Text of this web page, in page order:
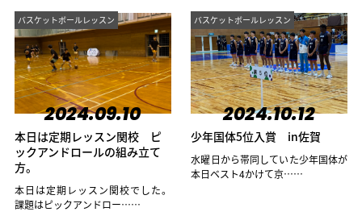
バスケットボールレッスン
2024.09.10
本日は定期レッスン関校 ピ
ックアンドロールの組み立て
方。
本日は定期レッスン関校でした。
課題はピックアンドロー……
バスケットボールレッスン
2024.10.12
少年国体5位入賞 in佐賀
水曜日から帯同していた少年国体が
本日ベスト4かけて京……